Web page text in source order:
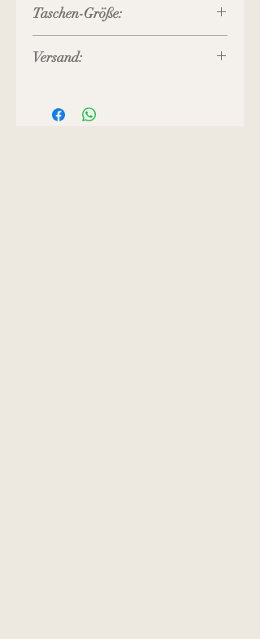
Taschen-Größe:
Versand:
Versandkosten